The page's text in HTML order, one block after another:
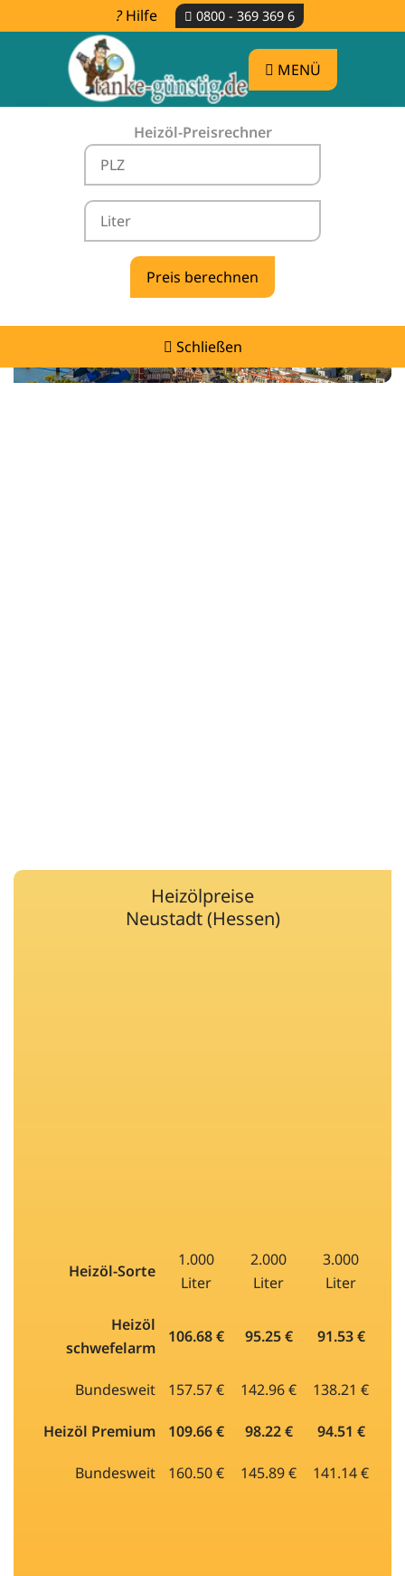
Hilfe 0800 - 369 369 6
MENÜ
Heizöl-Preisrechner
Schließen
Heizölpreise Neustadt (Hessen) -
vergleichen & günstig tanken
Heizölpreise
Neustadt (Hessen)
Heizöl-Sorte
1.000
Liter
2.000
Liter
3.000
Liter
Heizöl
schwefelarm
106.68 € 95.25 € 91.53 €
Bundesweit 157.57 € 142.96 € 138.21 €
Heizöl Premium 109.66 € 98.22 € 94.51 €
Bundesweit 160.50 € 145.89 € 141.14 €